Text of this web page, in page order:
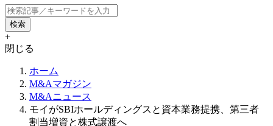
+
閉じる
ホーム
M&Aマガジン
M&Aニュース
モイがSBIホールディングスと資本業務提携、第三者
割当増資と株式譲渡へ